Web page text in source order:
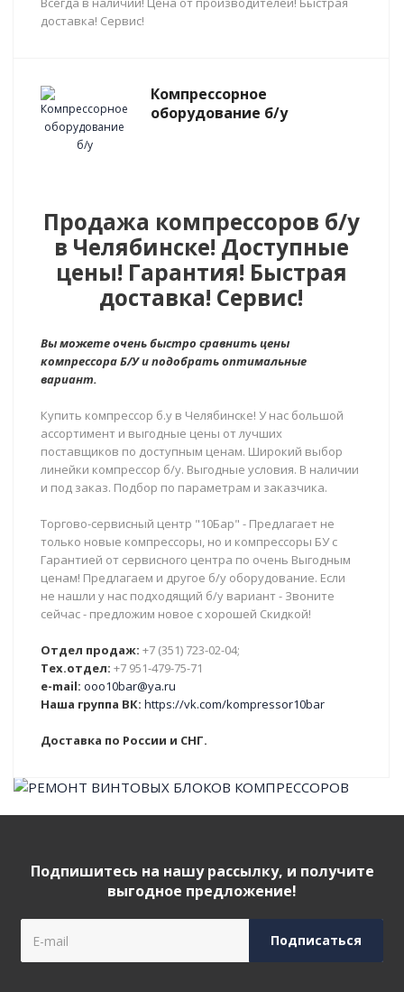
доставка! Сервис!
Компрессорное
оборудование б/у
Продажа компрессоров б/у
в Челябинске! Доступные
цены! Гарантия! Быстрая
доставка! Сервис!
Вы можете очень быстро сравнить цены
компрессора Б/У и подобрать оптимальные
вариант.
Купить компрессор б.у в Челябинске! У нас большой
ассортимент и выгодные цены от лучших
поставщиков по доступным ценам. Широкий выбор
линейки компрессор б/у. Выгодные условия. В наличии
и под заказ. Подбор по параметрам и заказчика.
Торгово-сервисный центр "10Бар" - Предлагает не
только новые компрессоры, но и компрессоры БУ с
Гарантией от сервисного центра по очень Выгодным
ценам! Предлагаем и другое б/у оборудование. Если
не нашли у нас подходящий б/у вариант - Звоните
сейчас - предложим новое с хорошей Скидкой!
Отдел продаж: +7 (351) 723-02-04;
Тех.отдел: +7 951-479-75-71
e-mail: ooo10bar@ya.ru
Наша группа ВК: https://vk.com/kompressor10bar
Доставка по России и СНГ.
Подпишитесь на нашу рассылку, и получите
выгодное предложение!